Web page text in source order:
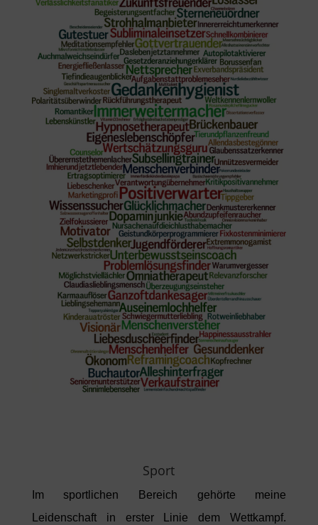
Sport
Im sportlichen Bereich gehörte meine
Leidenschaft in erster Linie dem Wettkampf.